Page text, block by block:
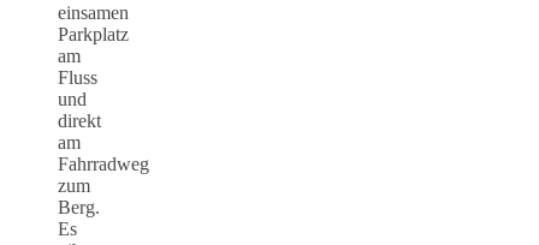
einsamen
Parkplatz
am
Fluss
und
direkt
am
Fahrradweg
zum
Berg.
Es